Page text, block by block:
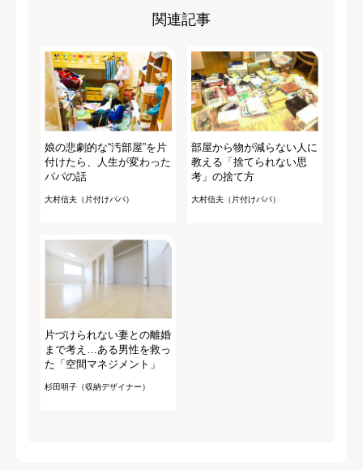
関連記事
娘の悲劇的な“汚部屋”を片
付けたら、人生が変わった
パパの話
大村信夫（片付けパパ）
部屋から物が減らない人に
教える「捨てられない思
考」の捨て方
大村信夫（片付けパパ）
片づけられない妻との離婚
まで考え…ある男性を救っ
た「空間マネジメント」
杉田明子（収納デザイナー）